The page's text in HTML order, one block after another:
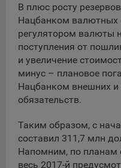
Общество не
идентификации
На сайтах
стороны
пользователь), так и
сервером,
Общество
собираемые с помощью
которые служат для
пользователей на
содержания. Общество
В плюс росту
Нацбанком валютных
регулятором валюты
поступления от
и увеличение
минус – плановое
Нацбанком внешних и
обязательств.
Таким образом, с
составил 311,7 млн
Напомним, по планам
весь 2017-й